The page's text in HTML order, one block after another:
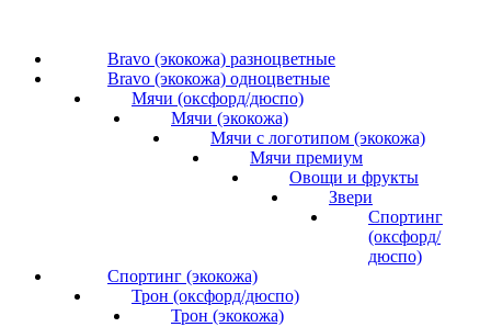
Bravo (экокожа) разноцветные
Bravo (экокожа) одноцветные
Мячи (оксфорд/дюспо)
Мячи (экокожа)
Мячи с логотипом (экокожа)
Мячи премиум
Овощи и фрукты
Звери
Спортинг
(оксфорд/
дюспо)
Спортинг (экокожа)
Трон (оксфорд/дюспо)
Трон (экокожа)